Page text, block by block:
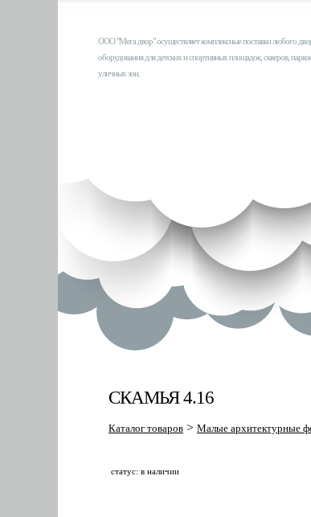
ООО "Мега двор" осуществляет комплексные поставки любого
оборудования для детских и спортивных площадок, скверов,
уличных зон.
СКАМЬЯ 4.16
Каталог товаров > Малые архитектурные
статус: в наличии